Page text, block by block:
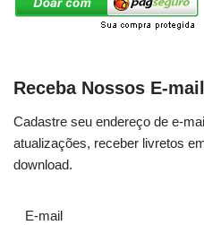
Receba Nossos E-
Cadastre seu endereço de e-
atualizações, receber livretos
download.
E-mail